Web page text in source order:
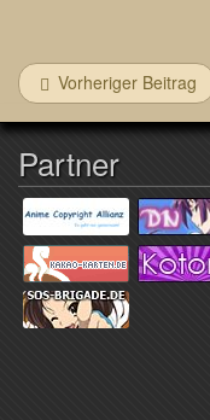
Vorheriger Beitrag
Partner